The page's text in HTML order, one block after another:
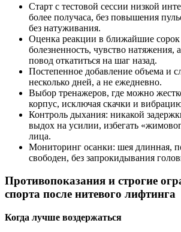
Старт с тестовой сессии низкой
более получаса, без повышения
без натуживания.
Оценка реакции в ближайшие сорок
болезненность, чувство
повод откатиться на шаг назад.
Постепенное добавление объема и
несколько дней, а не ежедневно.
Выбор тренажеров, где можно
корпус, исключая скачки и
Контроль дыхания: никакой
выдох на усилии, избегать
лица.
Мониторинг осанки: шея длинная,
свободен, без запрокидывания
Противопоказания и строгие
спорта после нитевого лифтинга
Когда лучше воздержаться